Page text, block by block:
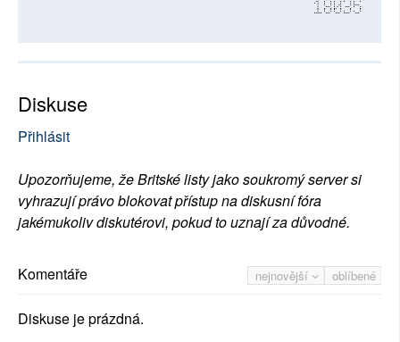
18035
Diskuse
Přihlásit
Upozorňujeme, že Britské listy jako soukromý server si
vyhrazují právo blokovat přístup na diskusní fóra
jakémukoliv diskutérovi, pokud to uznají za důvodné.
nejnovější oblíbené
Komentáře
Diskuse je prázdná.